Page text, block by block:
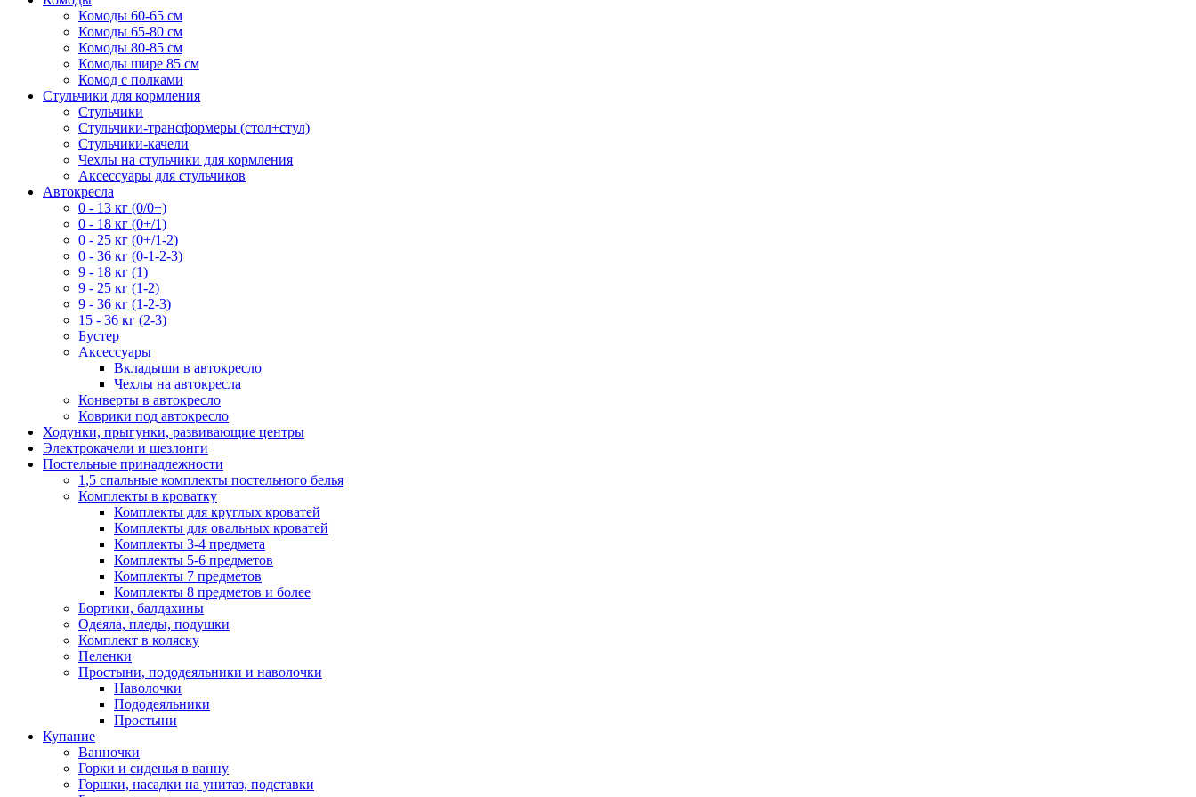
Комоды 60-65 см
Комоды 65-80 см
Комоды 80-85 см
Комоды шире 85 см
Комод с полками
Стульчики для кормления
Стульчики
Стульчики-трансформеры (стол+стул)
Стульчики-качели
Чехлы на стульчики для кормления
Аксессуары для стульчиков
Автокресла
0 - 13 кг (0/0+)
0 - 18 кг (0+/1)
0 - 25 кг (0+/1-2)
0 - 36 кг (0-1-2-3)
9 - 18 кг (1)
9 - 25 кг (1-2)
9 - 36 кг (1-2-3)
15 - 36 кг (2-3)
Бустер
Аксессуары
Вкладыши в автокресло
Чехлы на автокресла
Конверты в автокресло
Коврики под автокресло
Ходунки, прыгунки, развивающие центры
Электрокачели и шезлонги
Постельные принадлежности
1,5 спальные комплекты постельного белья
Комплекты в кроватку
Комплекты для круглых кроватей
Комплекты для овальных кроватей
Комплекты 3-4 предмета
Комплекты 5-6 предметов
Комплекты 7 предметов
Комплекты 8 предметов и более
Бортики, балдахины
Одеяла, пледы, подушки
Комплект в коляску
Пеленки
Простыни, пододеяльники и наволочки
Наволочки
Пододеяльники
Простыни
Купание
Ванночки
Горки и сиденья в ванну
Горшки, насадки на унитаз, подставки